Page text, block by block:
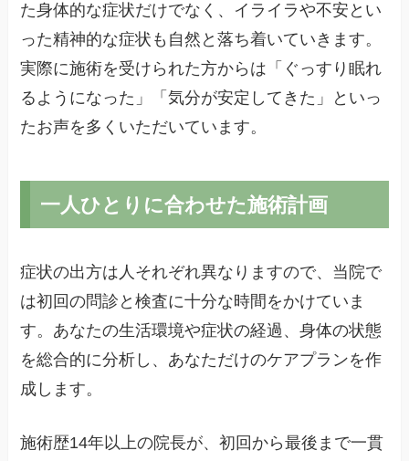
た身体的な症状だけでなく、イライラや不安とい
った精神的な症状も自然と落ち着いていきます。
実際に施術を受けられた方からは「ぐっすり眠れ
るようになった」「気分が安定してきた」といっ
たお声を多くいただいています。
一人ひとりに合わせた施術計画
症状の出方は人それぞれ異なりますので、当院で
は初回の問診と検査に十分な時間をかけていま
す。あなたの生活環境や症状の経過、身体の状態
を総合的に分析し、あなただけのケアプランを作
成します。
施術歴14年以上の院長が、初回から最後まで一貫